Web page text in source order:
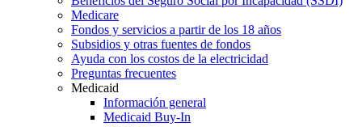
Medicare
Fondos y servicios a partir de los 18 años
Subsidios y otras fuentes de fondos
Ayuda con los costos de la electricidad
Preguntas frecuentes
Medicaid
Información general
Medicaid Buy-In